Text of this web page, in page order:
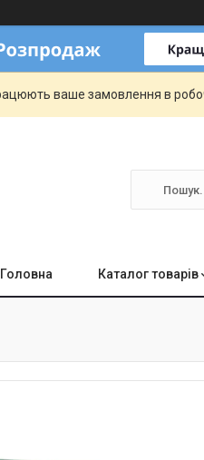
ваше замовлення в
Головна Каталог товарів